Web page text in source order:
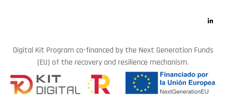
Digital Kit Program co-financed by the Next Generation Funds
(EU) of the recovery and resilience mechanism.